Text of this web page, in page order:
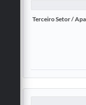
Terceiro Setor /